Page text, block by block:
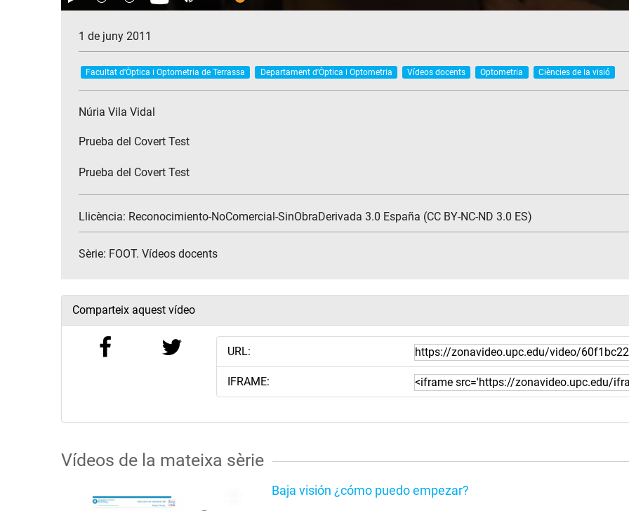
1 de juny 2011
Facultat d'Òptica i Optometria de Terrassa Departament d'Òptica i Optometria Vídeos docents Optometria Ciències de la visió
Núria Vila Vidal
Prueba del Covert Test
Prueba del Covert Test
Llicència: Reconocimiento-NoComercial-SinObraDerivada 3.0 España (CC BY-NC-ND 3.0 ES)
Sèrie: FOOT. Vídeos docents
Comparteix aquest vídeo
URL:
IFRAME:
Vídeos de la mateixa sèrie
Baja visión ¿cómo puedo empezar?